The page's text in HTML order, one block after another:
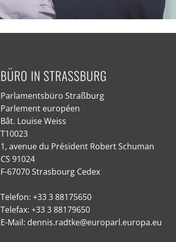
BÜRO IN STRASSBURG
Parlamentsbüro Straßburg
Parlement européen
Bât. Louise Weiss
T10023
1, avenue du Président Robert Schuman
CS 91024
F-67070 Strasbourg Cedex
Telefon: +33 3 88175650
Telefax: +33 3 88179650
E-Mail: dennis.radtke@europarl.europa.eu